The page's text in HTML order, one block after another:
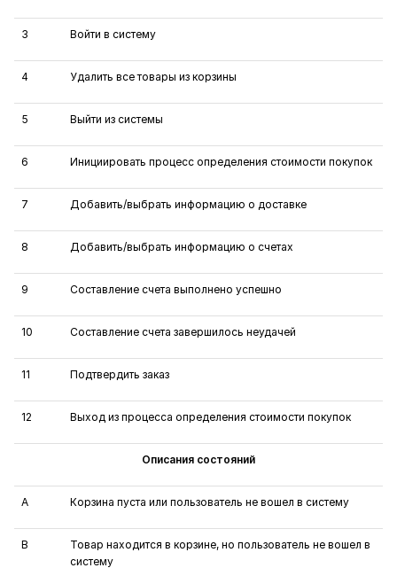
3 Войти в систему
4 Удалить все товары из корзины
5 Выйти из системы
6 Инициировать процесс определения стоимости покупок
7 Добавить/выбрать информацию о доставке
8 Добавить/выбрать информацию о счетах
9 Составление счета выполнено успешно
10 Составление счета завершилось неудачей
11 Подтвердить заказ
12 Выход из процесса определения стоимости покупок
Описания состояний
A Корзина пуста или пользователь не вошел в систему
B
Товар находится в корзине, но пользователь не вошел в
систему